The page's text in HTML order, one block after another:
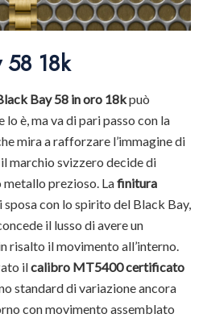
58 18k
Bay 58 in oro 18kpuò
lo è, ma va di pari passo con la
mira a rafforzare l’immagine di
marchio svizzero decide di
prezioso. Lafinitura
sposa con lo spirito del Black Bay,
il lusso di avere un
risalto il movimento all’interno.
ilcalibro MT5400 certificato
standard di variazione ancora
con movimento assemblato